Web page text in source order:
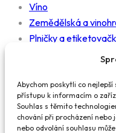
Abychom poskytli co nejlepší
přístupu k informacím o
Souhlas s těmito
chování při procházení nebo
nebo odvolání souhlasu
Víno
Zemědělská a
Plničky a
Čerpadla
Práce
Diskuzní fórum